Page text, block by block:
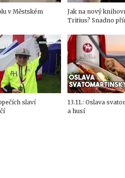
v Městském
Jak na nový
Tritius? Snadno
slaví
13.11.: Oslava
a husí